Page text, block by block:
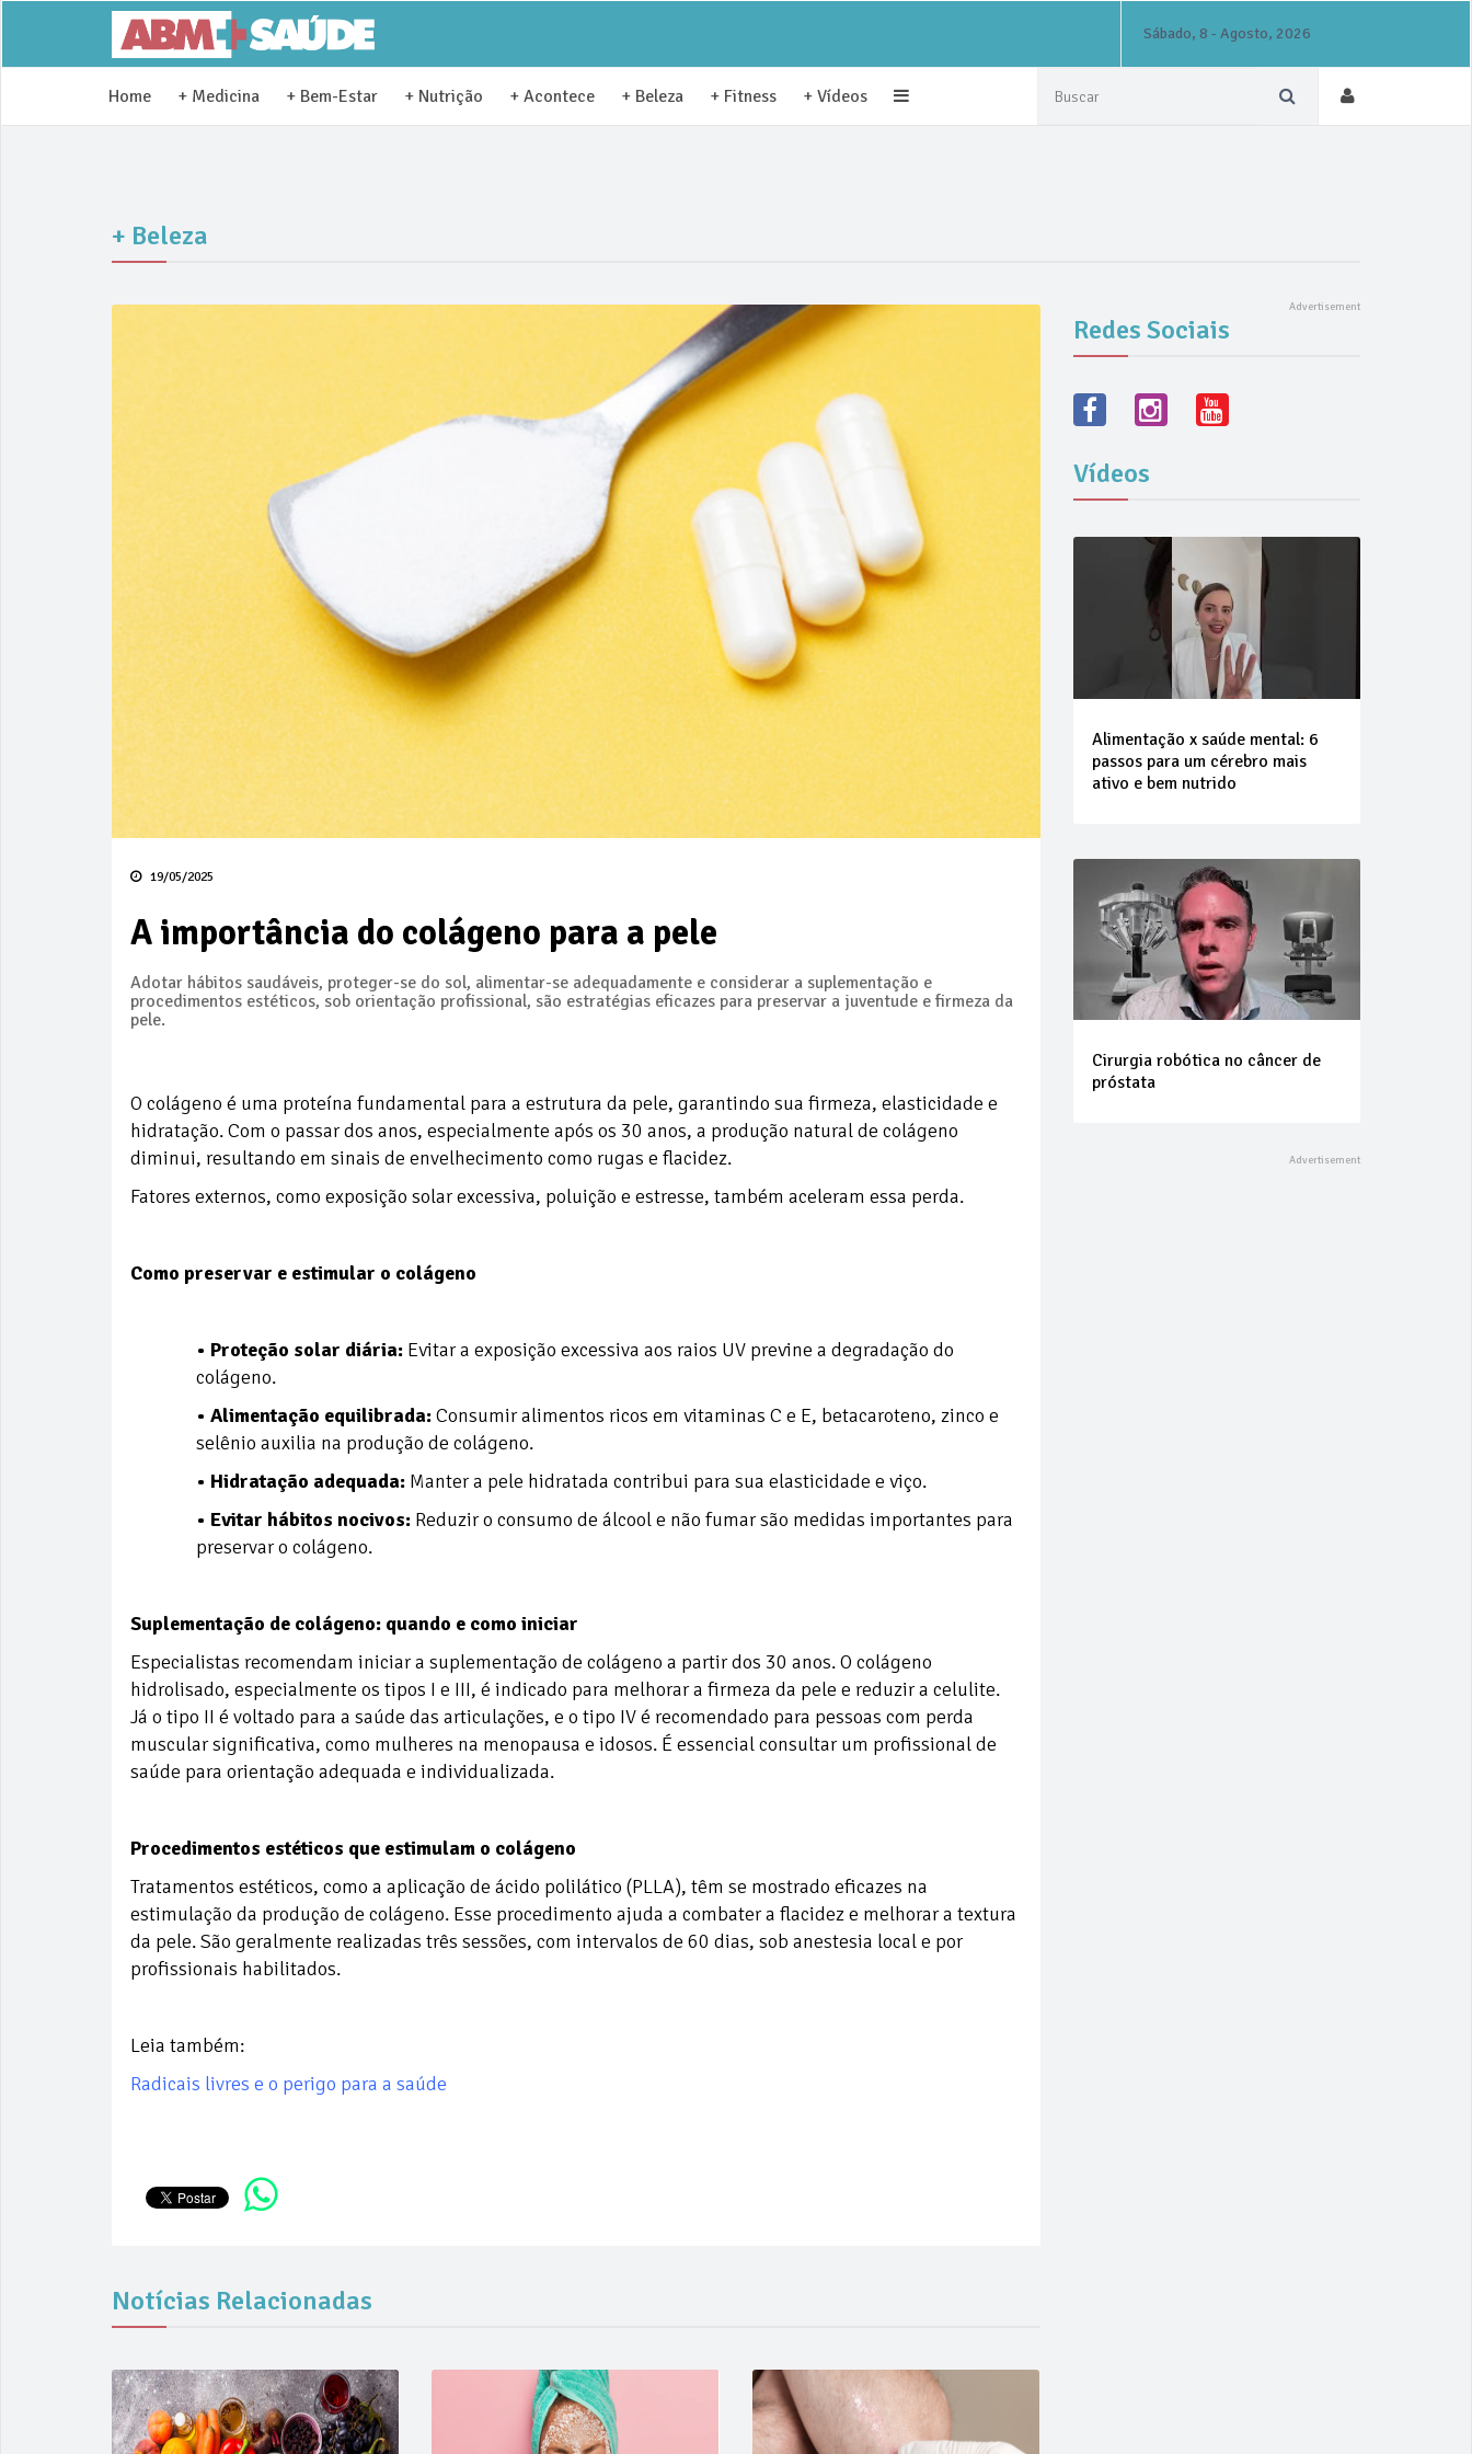
Sábado, 8 - Agosto, 2026
Home + Medicina + Bem-Estar + Nutrição + Acontece + Beleza + Fitness + Vídeos
+ Beleza
19/05/2025
A importância do colágeno para a pele
Adotar hábitos saudáveis, proteger-se do sol, alimentar-se adequadamente e considerar a suplementação e
procedimentos estéticos, sob orientação profissional, são estratégias eficazes para preservar a juventude e firmeza da
pele.
O colágeno é uma proteína fundamental para a estrutura da pele, garantindo sua firmeza, elasticidade e
hidratação. Com o passar dos anos, especialmente após os 30 anos, a produção natural de colágeno
diminui, resultando em sinais de envelhecimento como rugas e flacidez.
Fatores externos, como exposição solar excessiva, poluição e estresse, também aceleram essa perda.
Como preservar e estimular o colágeno
• Proteção solar diária: Evitar a exposição excessiva aos raios UV previne a degradação do
colágeno.
• Alimentação equilibrada:Consumir alimentos ricos em vitaminas C e E, betacaroteno, zinco e
selênio auxilia na produção de colágeno.
• Hidratação adequada: Manter a pele hidratada contribui para sua elasticidade e viço.
• Evitar hábitos nocivos: Reduzir o consumo de álcool e não fumar são medidas importantes para
preservar o colágeno.
Suplementação de colágeno: quando e como iniciar
Especialistas recomendam iniciar a suplementação de colágeno a partir dos 30 anos. O colágeno
hidrolisado, especialmente os tipos I e III, é indicado para melhorar a firmeza da pele e reduzir a celulite.
Já o tipo II é voltado para a saúde das articulações, e o tipo IV é recomendado para pessoas com perda
muscular significativa, como mulheres na menopausa e idosos. É essencial consultar um profissional de
saúde para orientação adequada e individualizada.
Procedimentos estéticos que estimulam o colágeno
Tratamentos estéticos, como a aplicação de ácido polilático (PLLA), têm se mostrado eficazes na
estimulação da produção de colágeno. Esse procedimento ajuda a combater a flacidez e melhorar a textura
da pele. São geralmente realizadas três sessões, com intervalos de 60 dias, sob anestesia local e por
profissionais habilitados.
Leia também:
Radicais livres e o perigo para a saúde
Notícias Relacionadas
Redes Sociais
Vídeos
Alimentação x saúde mental: 6
passos para um cérebro mais
ativo e bem nutrido
Cirurgia robótica no câncer de
próstata